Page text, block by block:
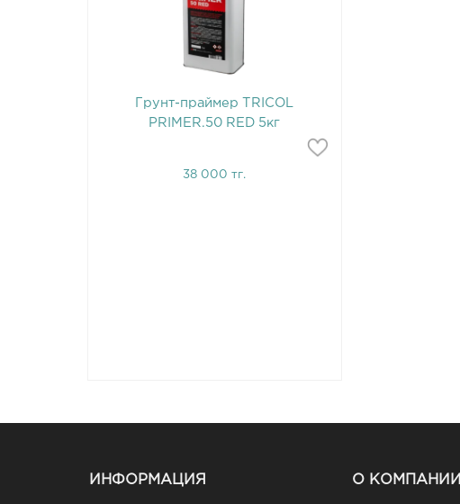
Грунт-праймер TRICOL
PRIMER.50 RED 5кг
38 000 тг.
ИНФОРМАЦИЯ О КОМПАНИИ